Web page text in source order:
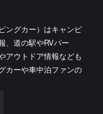
ングカー）はキャンピ
、道の駅やRVパー
アウトドア情報なども
カーや車中泊ファンの